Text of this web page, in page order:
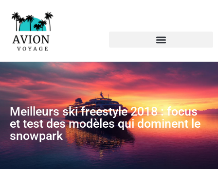
Meilleurs ski freestyle 2018 : focus
et test des modèles qui dominent le
snowpark